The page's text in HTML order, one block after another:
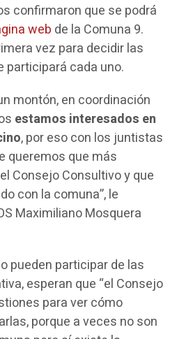
confirmaron que se podrá
web de la Comuna 9.
vez para decidir las
participará cada uno.
montón, en coordinación
estamos interesados en
, por eso con los juntistas
queremos que más
Consejo Consultivo y que
con la comuna”, le
Maximiliano Mosquera
pueden participar de las
esperan que “el Consejo
para ver cómo
porque a veces no son